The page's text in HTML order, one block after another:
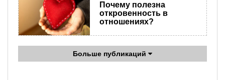
Почему полезна
откровенность в
отношениях?
Больше публикаций